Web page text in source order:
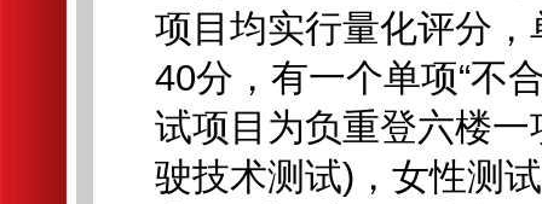
项目均实行量化评分
40分，有一个单项“不
试项目为负重登六楼
驶技术测试)，女性测